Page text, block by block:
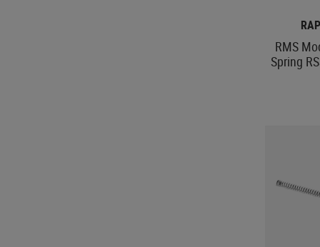
RMS
Spring